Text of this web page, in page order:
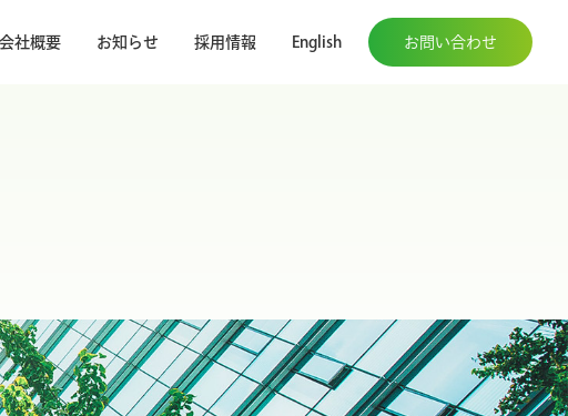
会社概要 お知らせ 採用情報 English お問い合わせ